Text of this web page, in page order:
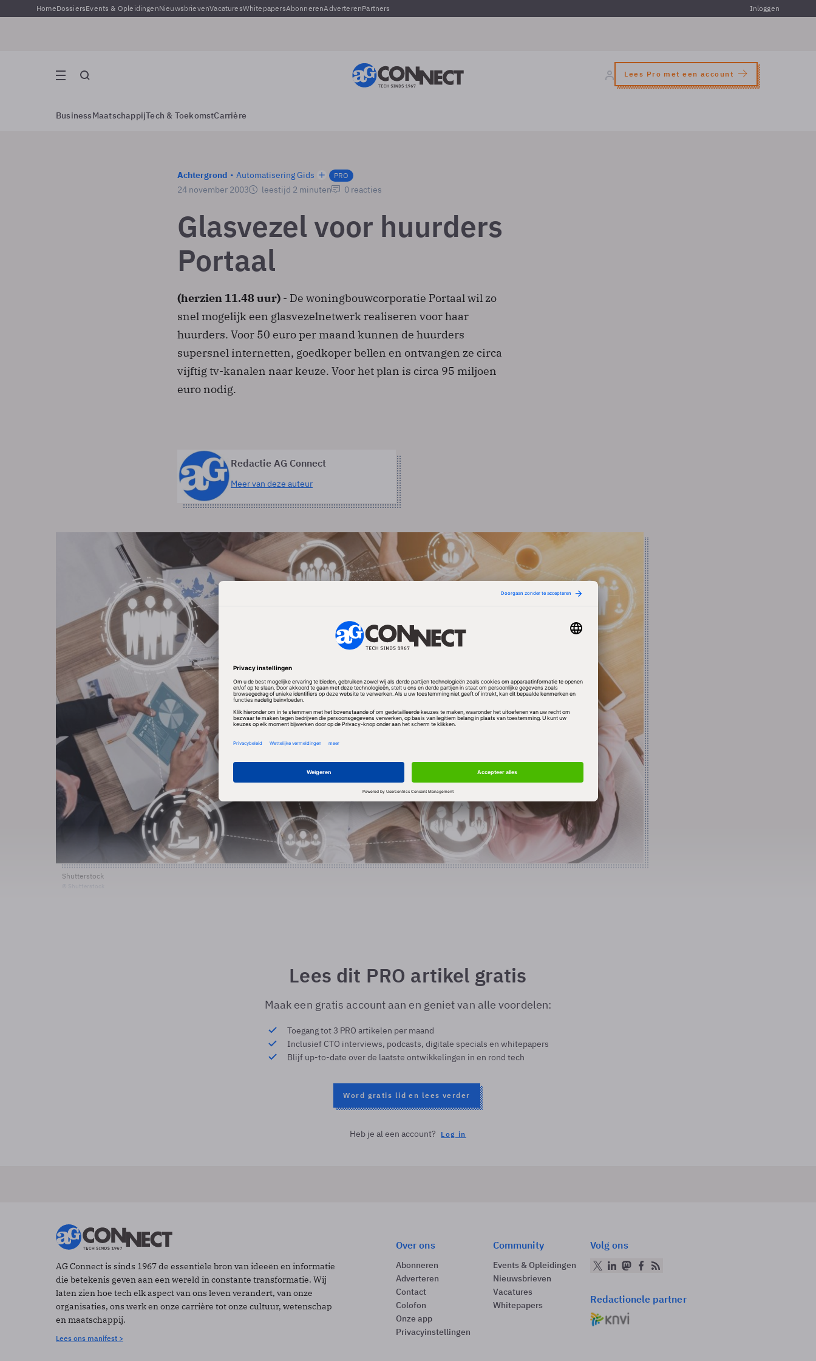
HomeDossiersEvents & OpleidingenNieuwsbrievenVacaturesWhitepapersAbonnerenAdverterenPartners Inloggen
Lees Pro met een account
BusinessMaatschappijTech & ToekomstCarrière
Achtergrond Automatisering Gids PRO
24 november 2003 leestijd 2 minuten 0 reacties
Glasvezel voor huurders
Portaal
(herzien 11.48 uur) - De woningbouwcorporatie Portaal wil zo
snel mogelijk een glasvezelnetwerk realiseren voor haar
huurders. Voor 50 euro per maand kunnen de huurders
supersnel internetten, goedkoper bellen en ontvangen ze circa
vijftig tv-kanalen naar keuze. Voor het plan is circa 95 miljoen
euro nodig.
Redactie AG Connect
Meer van deze auteur
Shutterstock
Lees dit PRO artikel gratis
Maak een gratis account aan en geniet van alle voordelen:
Toegang tot 3 PRO artikelen per maand
Inclusief CTO interviews, podcasts, digitale specials en whitepapers
Blijf up-to-date over de laatste ontwikkelingen in en rond tech
Word gratis lid en lees verder
Heb je al een account? Log in
AG Connect is sinds 1967 de essentiële bron van ideeën en informatie
die betekenis geven aan een wereld in constante transformatie. Wij
laten zien hoe tech elk aspect van ons leven verandert, van onze
organisaties, ons werk en onze carrière tot onze cultuur, wetenschap
en maatschappij.
Lees ons manifest >
Over ons
Abonneren
Adverteren
Contact
Colofon
Onze app
Privacyinstellingen
Community
Events & Opleidingen
Nieuwsbrieven
Vacatures
Whitepapers
Volg ons
Redactionele partner